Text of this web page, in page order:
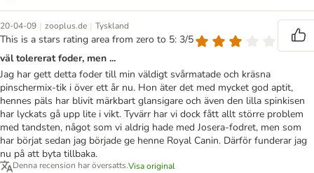
20-04-09 | zooplus.de | Tyskland
This is a stars rating area from zero to 5: 3/5
väl tolererat foder, men ...
Jag har gett detta foder till min väldigt svårmatade och kräsna
pinschermix-tik i över ett år nu. Hon äter det med mycket god aptit,
hennes päls har blivit märkbart glansigare och även den lilla spinkisen
har lyckats gå upp lite i vikt. Tyvärr har vi dock fått allt större problem
med tandsten, något som vi aldrig hade med Josera-fodret, men som
har börjat sedan jag började ge henne Royal Canin. Därför funderar jag
nu på att byta tillbaka.
Denna recension har översatts.Visa original